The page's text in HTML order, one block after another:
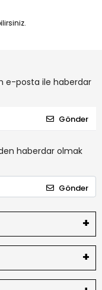
e-posta ile haberdar
Gönder
haberdar olmak
Gönder